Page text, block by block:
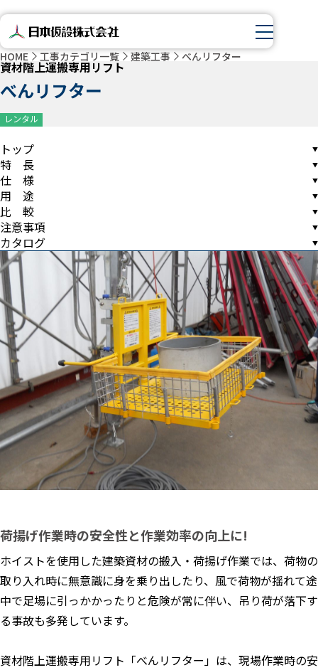
HOME 工事カテゴリ一覧 建築工事 べんリフター
資材階上運搬専用リフト
べんリフター
レンタル
トップ
特 長
仕 様
用 途
比 較
注意事項
カタログ
荷揚げ作業時の安全性と作業効率の向上に!
ホイストを使用した建築資材の搬入・荷揚げ作業では、荷物の
取り入れ時に無意識に身を乗り出したり、風で荷物が揺れて途
中で足場に引っかかったりと危険が常に伴い、吊り荷が落下す
る事故も多発しています。
資材階上運搬専用リフト「べんリフター」は、現場作業時の安